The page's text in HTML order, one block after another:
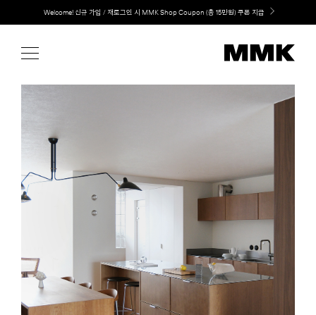
content
Welcome! 신규 가입 / 재로그인 시 MMK Shop Coupon (총 15만원) 쿠폰 지급